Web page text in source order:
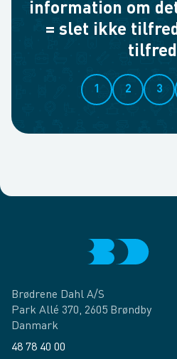
information om
= slet ikke
1 2 3
Brødrene Dahl A/S
Park Allé 370, 2605 Brøndby
Danmark
48 78 40 00